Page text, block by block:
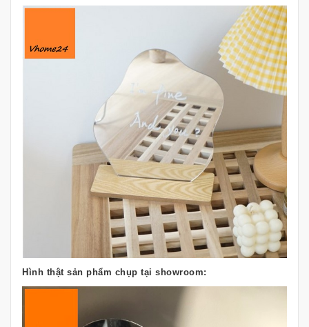
Hình thật sản phẩm chụp tại showroom: